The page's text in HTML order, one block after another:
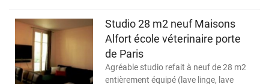
Studio 28 m2 neuf Maisons
Alfort école véterinaire porte
de Paris
Agréable studio refait à neuf de 28 m2
entièrement équipé (lave linge, lave